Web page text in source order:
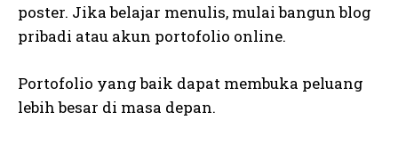
poster. Jika belajar menulis, mulai bangun blog
pribadi atau akun portofolio online.
Portofolio yang baik dapat membuka peluang
lebih besar di masa depan.